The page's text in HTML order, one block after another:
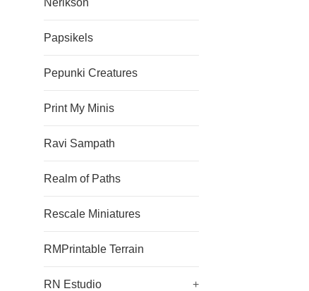
Nerikson
Papsikels
Pepunki Creatures
Print My Minis
Ravi Sampath
Realm of Paths
Rescale Miniatures
RMPrintable Terrain
RN Estudio +